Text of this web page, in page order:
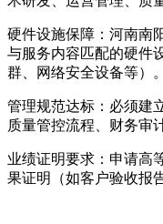
硬件设施保障：河南南
与服务内容匹配的硬件
群、网络安全设备等）
管理规范达标：必须建
质量管控流程、财务审
业绩证明要求：申请高
果证明（如客户验收报